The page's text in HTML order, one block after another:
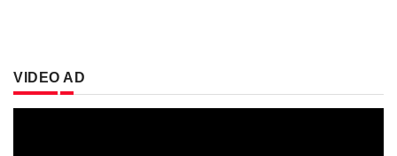
VIDEO AD